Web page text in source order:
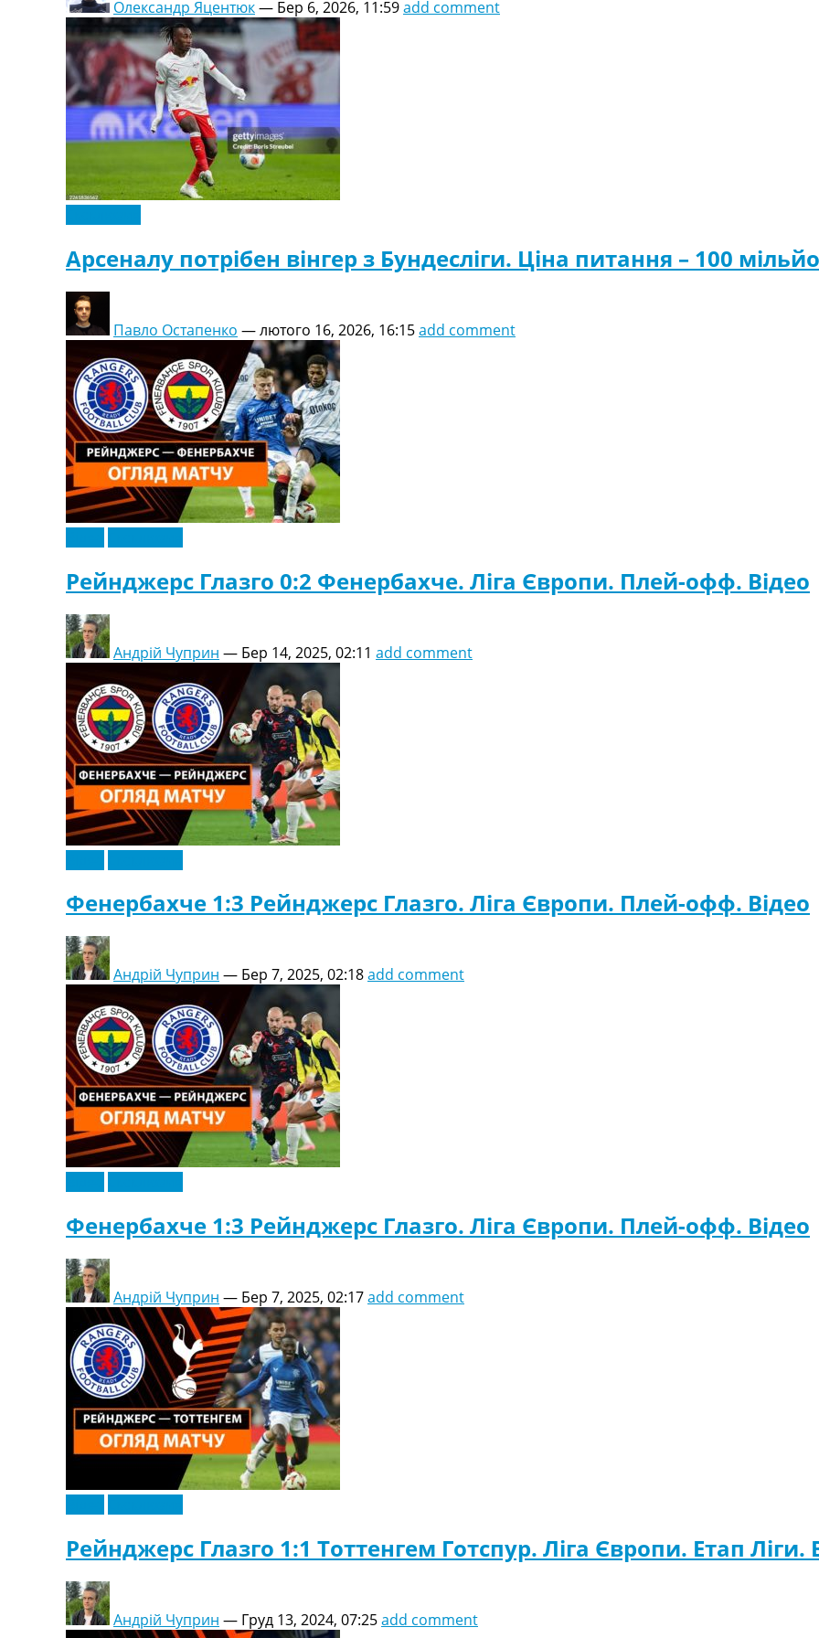
Олександр Яцентюк— Бер 6, 2026, 11:59add comment
Арсеналу потрібен вінгер з Бундесліги. Ціна питання – 100
Павло Остапенко —лютого 16, 2026, 16:15add comment
Рейнджерс Глазго 0:2 Фенербахче. Ліга Європи. Плей-офф. Відео
Андрій Чуприн — Бер 14, 2025, 02:11 add comment
Фенербахче 1:3 Рейнджерс Глазго. Ліга Європи. Плей-офф. Відео
Андрій Чуприн — Бер 7, 2025, 02:18add comment
Фенербахче 1:3 Рейнджерс Глазго. Ліга Європи. Плей-офф. Відео
Андрій Чуприн — Бер 7, 2025, 02:17add comment
Рейнджерс Глазго 1:1 Тоттенгем Готспур. Ліга Європи. Етап Ліги.
Андрій Чуприн — Груд 13, 2024, 07:25add comment